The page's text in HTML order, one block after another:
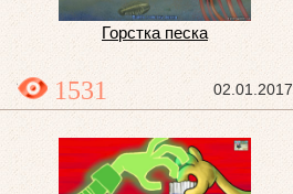
Горстка песка
02.01.2017
1531